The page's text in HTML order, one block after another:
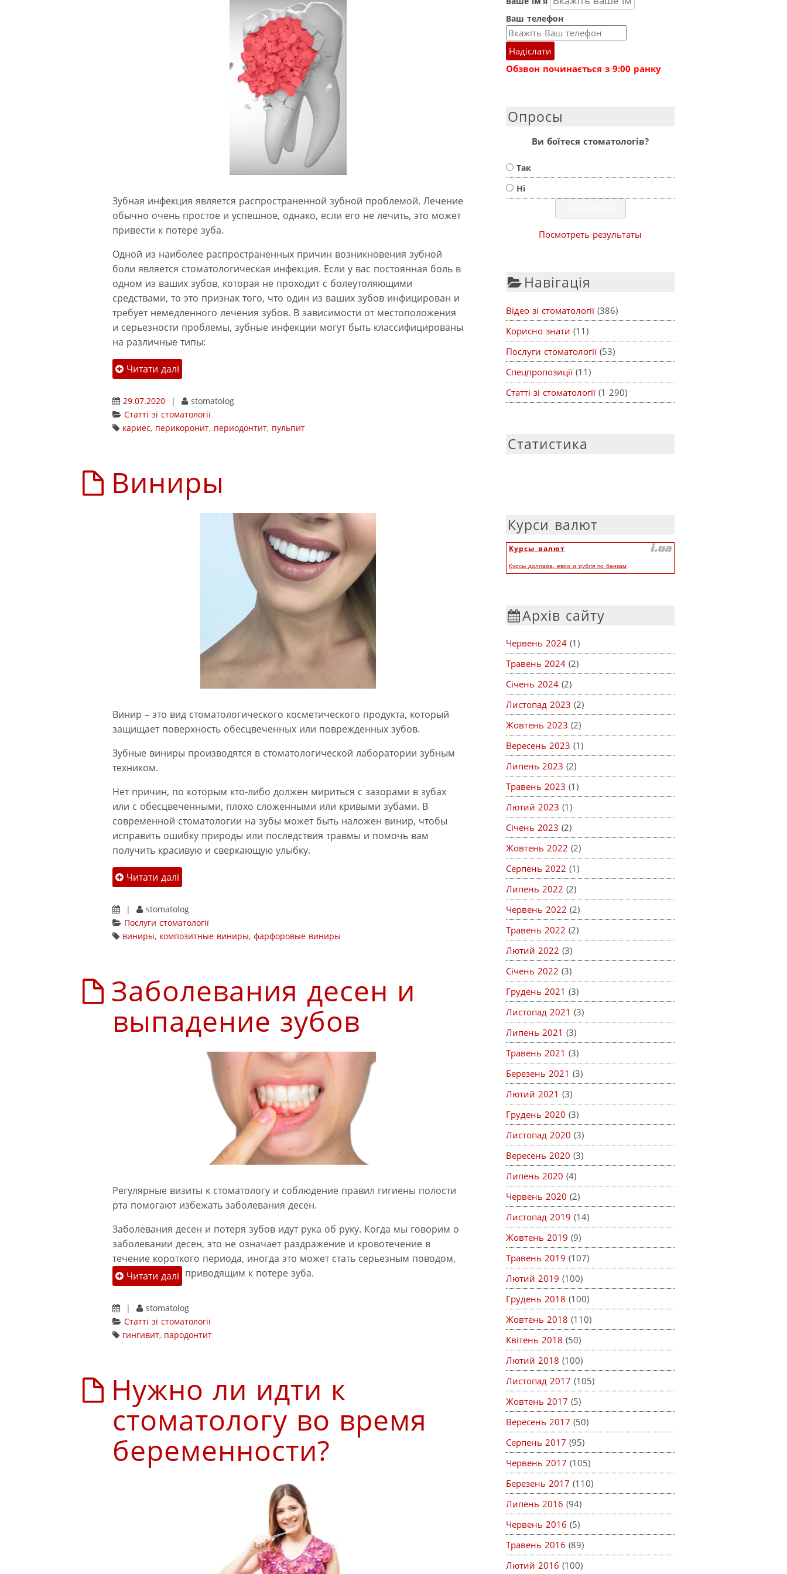
Зубная инфекция является распространенной зубной проблемой. Лечение
обычно очень простое и успешное, однако, если его не лечить, это может
привести к потере зуба.
Одной из наиболее распространенных причин возникновения зубной
боли является стоматологическая инфекция. Если у вас постоянная боль в
одном из ваших зубов, которая не проходит с болеутоляющими
средствами, то это признак того, что один из ваших зубов инфицирован и
требует немедленного лечения зубов. В зависимости от местоположения
и серьезности проблемы, зубные инфекции могут быть классифицированы
на различные типы:
Читати далі
29.07.2020 |
stomatolog
Статті зі стоматології
кариес, перикоронит, периодонтит, пульпит
Виниры
Винир – это вид стоматологического косметического продукта, который
защищает поверхность обесцвеченных или поврежденных зубов.
Зубные виниры производятся в стоматологической лаборатории зубным
техником.
Нет причин, по которым кто-либо должен мириться с зазорами в зубах
или с обесцвеченными, плохо сложенными или кривыми зубами. В
современной стоматологии на зубы может быть наложен винир, чтобы
исправить ошибку природы или последствия травмы и помочь вам
получить красивую и сверкающую улыбку.
Читати далі
|
stomatolog
Послуги стоматології
виниры, композитные виниры, фарфоровые виниры
Заболевания десен и
выпадение зубов
Регулярные визиты к стоматологу и соблюдение правил гигиены полости
рта помогают избежать заболевания десен.
Заболевания десен и потеря зубов идут рука об руку. Когда мы говорим о
заболевании десен, это не означает раздражение и кровотечение в
течение короткого периода, иногда это может стать серьезным поводом,
приводящим к потере зуба.
Читати далі
|
stomatolog
Статті зі стоматології
гингивит, пародонтит
Нужно ли идти к
стоматологу во время
беременности?
Ваш телефон
Надіслати
Обзвон починається з 9:00 ранку
Опросы
Ви боїтеся стоматологів?
Так
Ні
Посмотреть результаты
Навігація
Відео зі стоматології (386)
Корисно знати (11)
Послуги стоматології (53)
Спецпропозиції (11)
Статті зі стоматології (1 290)
Статистика
Курси валют
Курсы валют
Курсы доллара, евро и рубля по банкам
Архів сайту
Червень 2024 (1)
Травень 2024 (2)
Січень 2024 (2)
Листопад 2023 (2)
Жовтень 2023 (2)
Вересень 2023 (1)
Липень 2023 (2)
Травень 2023 (1)
Лютий 2023 (1)
Січень 2023 (2)
Жовтень 2022 (2)
Серпень 2022 (1)
Липень 2022 (2)
Червень 2022 (2)
Травень 2022 (2)
Лютий 2022 (3)
Січень 2022 (3)
Грудень 2021 (3)
Листопад 2021 (3)
Липень 2021 (3)
Травень 2021 (3)
Березень 2021 (3)
Лютий 2021 (3)
Грудень 2020 (3)
Листопад 2020 (3)
Вересень 2020 (3)
Липень 2020 (4)
Червень 2020 (2)
Листопад 2019 (14)
Жовтень 2019 (9)
Травень 2019 (107)
Лютий 2019 (100)
Грудень 2018 (100)
Жовтень 2018 (110)
Квітень 2018 (50)
Лютий 2018 (100)
Листопад 2017 (105)
Жовтень 2017 (5)
Вересень 2017 (50)
Серпень 2017 (95)
Червень 2017 (105)
Березень 2017 (110)
Липень 2016 (94)
Червень 2016 (5)
Травень 2016 (89)
Лютий 2016 (100)